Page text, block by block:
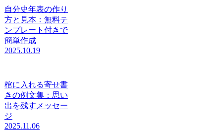
自分史年表の作り
方と見本：無料テ
ンプレート付きで
簡単作成
2025.10.19
棺に入れる寄せ書
きの例文集：思い
出を残すメッセー
ジ
2025.11.06